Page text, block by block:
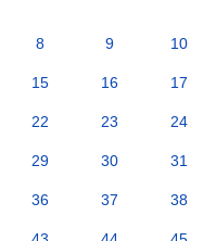
8 9 10
15 16 17
22 23 24
29 30 31
36 37 38